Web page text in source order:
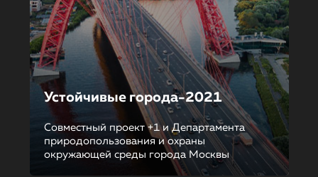
Устойчивые города-2021
Совместный проект +1 и Департамента
природопользования и охраны
окружающей среды города Москвы